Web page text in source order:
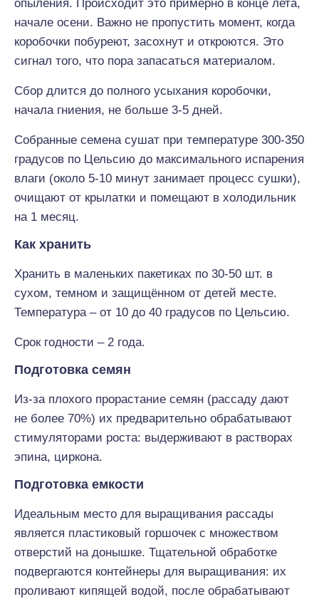
опыления. Происходит это примерно в конце лета,
начале осени. Важно не пропустить момент, когда
коробочки побуреют, засохнут и откроются. Это
сигнал того, что пора запасаться материалом.
Сбор длится до полного усыхания коробочки,
начала гниения, не больше 3-5 дней.
Собранные семена сушат при температуре 300-350
градусов по Цельсию до максимального испарения
влаги (около 5-10 минут занимает процесс сушки),
очищают от крылатки и помещают в холодильник
на 1 месяц.
Как хранить
Хранить в маленьких пакетиках по 30-50 шт. в
сухом, темном и защищённом от детей месте.
Температура – от 10 до 40 градусов по Цельсию.
Срок годности – 2 года.
Подготовка семян
Из-за плохого прорастание семян (рассаду дают
не более 70%) их предварительно обрабатывают
стимуляторами роста: выдерживают в растворах
эпина, циркона.
Подготовка емкости
Идеальным место для выращивания рассады
является пластиковый горшочек с множеством
отверстий на донышке. Тщательной обработке
подвергаются контейнеры для выращивания: их
проливают кипящей водой, после обрабатывают